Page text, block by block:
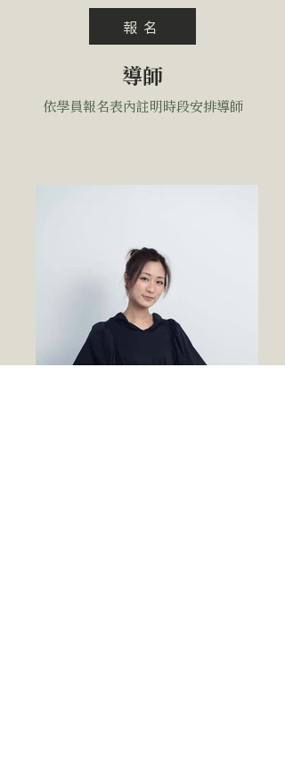
判斷與修正 實作：8x10 作品輸出
2 張（準色） Lesson 5. 進階調色
整練習 Lesson 6. 特殊技法與實
驗 實作 Lesson 7. 作品完成與展
示 攝影師作品調色分析 實作：風
對哺乳嬰兒有害）範疇的物質。
暗房空間 12 坪，機器 2 台，所有
必要的控制措施（如良好的工作
習慣及適當的通風）都已就位，
孕婦、哺乳婦女，以及氣喘患者
報 名
導師
依學員報名表內註明時段安排導師